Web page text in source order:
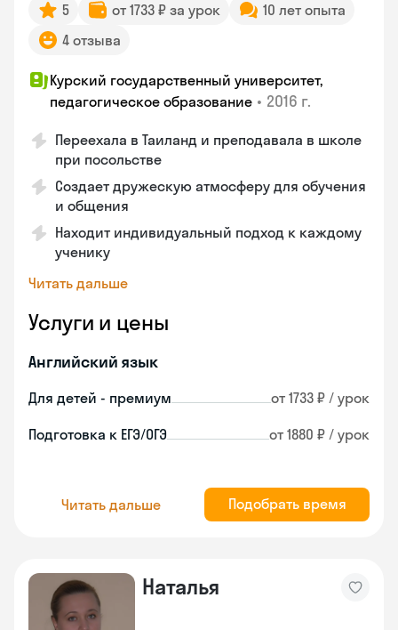
5 от 1733 ₽ за урок
10 лет опыта
4 отзыва
Курский государственный университет,
педагогическое образование • 2016 г.
Переехала в Таиланд и преподавала в школе
при посольстве
Создает дружескую атмосферу для обучения
и общения
Находит индивидуальный подход к каждому
ученику
Читать дальше
Услуги и цены
Английский язык
Для детей - премиум от 1733 ₽ / урок
Подготовка к ЕГЭ/ОГЭ от 1880 ₽ / урок
Читать дальше Подобрать время
Наталья